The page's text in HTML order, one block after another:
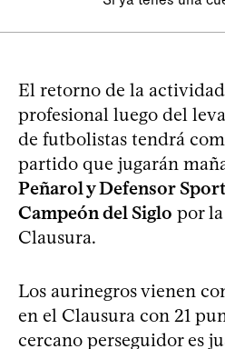
El retorno de la
profesional luego del
de futbolistas tendrá
partido que jugarán
Peñarol y Defensor
Campeón del Siglo por
Clausura.
Los aurinegros vienen
en el Clausura con 21
cercano perseguidor es